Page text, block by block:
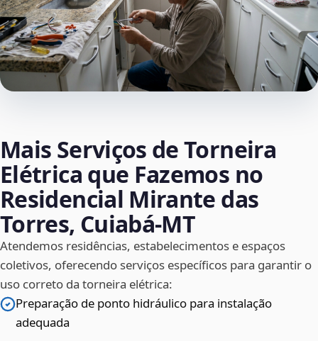
Mais Serviços de Torneira
Elétrica que Fazemos no
Residencial Mirante das
Torres, Cuiabá‑MT
Atendemos residências, estabelecimentos e espaços
coletivos, oferecendo serviços específicos para garantir o
uso correto da torneira elétrica:
Preparação de ponto hidráulico para instalação
adequada